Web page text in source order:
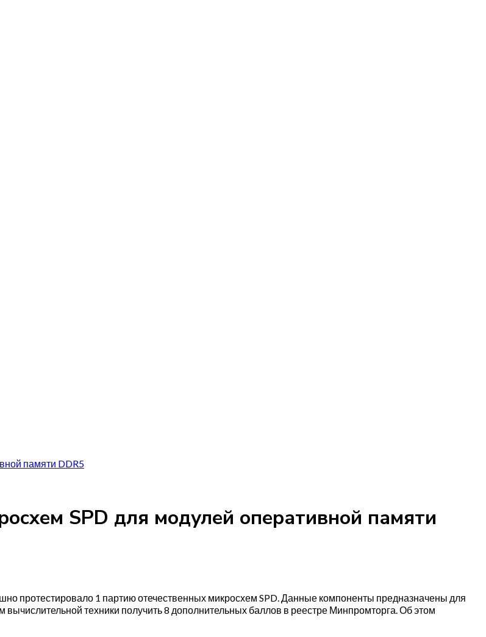
памяти DDR5
SPD для модулей оперативной памяти
протестировало 1 партию отечественных микросхем SPD. Данные компоненты предназначены для
техники получить 8 дополнительных баллов в реестре Минпромторга. Об этом